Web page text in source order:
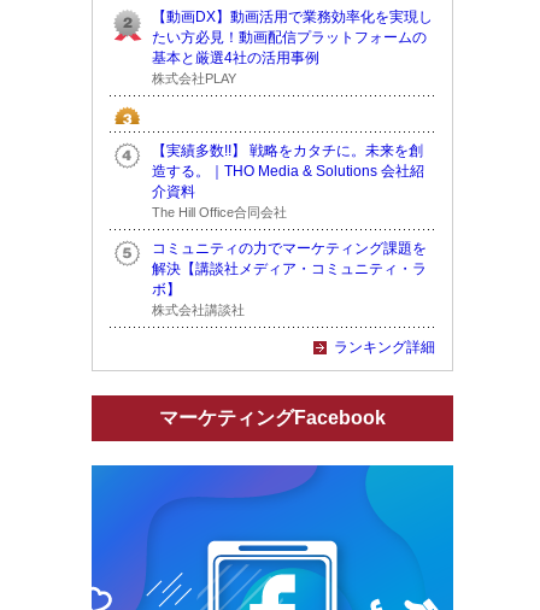
【動画DX】動画活用で業務効率化を実現し
たい方必見！動画配信プラットフォームの
基本と厳選4社の活用事例
株式会社PLAY
【実績多数!!】 戦略をカタチに。未来を創
造する。｜THO Media & Solutions 会社紹
介資料
The Hill Office合同会社
コミュニティの力でマーケティング課題を
解決【講談社メディア・コミュニティ・ラ
ボ】
株式会社講談社
ランキング詳細
マーケティングFacebook